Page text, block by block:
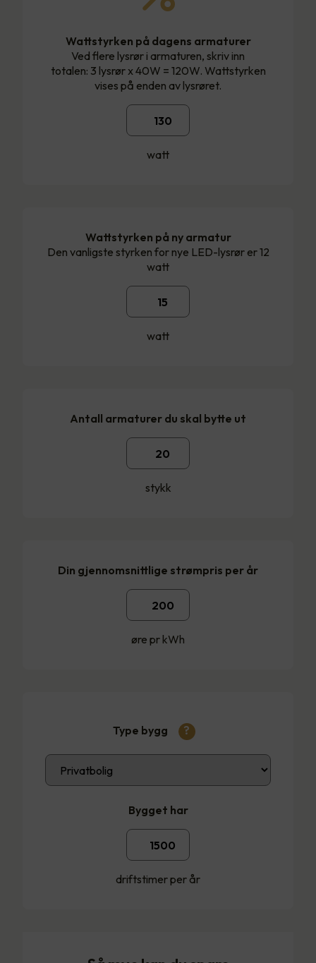
Wattstyrken på dagens armaturer
Ved flere lysrør i armaturen, skriv inn
totalen: 3 lysrør x 40W = 120W. Wattstyrken
vises på enden av lysrøret.
watt
Wattstyrken på ny armatur
Den vanligste styrken for nye LED-lysrør er 12
watt
watt
Antall armaturer du skal bytte ut
stykk
Din gjennomsnittlige strømpris per år
øre pr kWh
Type bygg ?
Bygget har
driftstimer per år